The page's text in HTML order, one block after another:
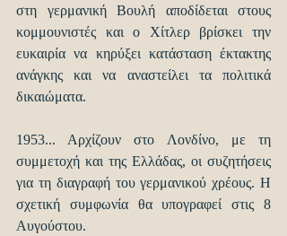
στη γερμανική Βουλή αποδίδεται στους
κομμουνιστές και ο Χίτλερ βρίσκει την
ευκαιρία να κηρύξει κατάσταση έκτακτης
ανάγκης και να αναστείλει τα πολιτικά
δικαιώματα.
1953... Αρχίζουν στο Λονδίνο, με τη
συμμετοχή και της Ελλάδας, οι συζητήσεις
για τη διαγραφή του γερμανικού χρέους. Η
σχετική συμφωνία θα υπογραφεί στις 8
Αυγούστου.